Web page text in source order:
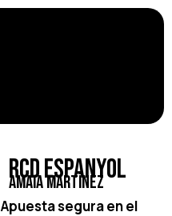
RCD Espanyol
Amaia Martínez
Apuesta segura en el